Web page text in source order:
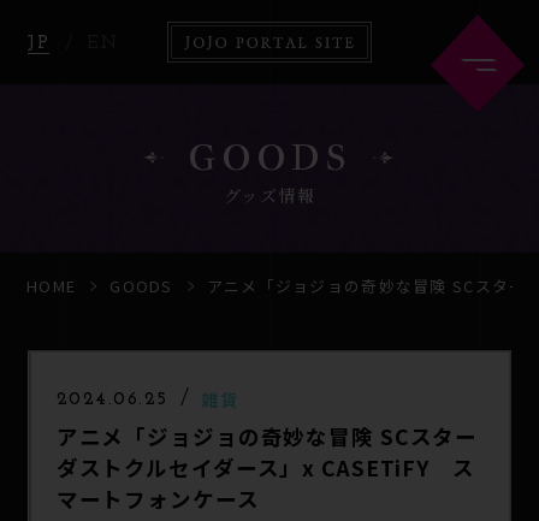
JP
HOME ABOUT
COMICS GOODS
GOODS
グッズ情報
HOME GOODS アニメ「ジョジョの奇妙な冒険 SCスタ
2024.06.25 雑貨
アニメ「ジョジョの奇妙な冒険 SCスター
ダストクルセイダース」x CASETiFY ス
マートフォンケース